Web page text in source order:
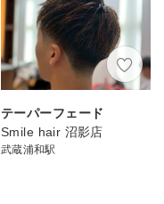
テーパーフェード
Smile hair 沼影店
武蔵浦和駅